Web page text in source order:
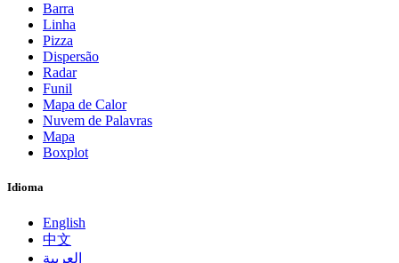
Barra
Linha
Pizza
Dispersão
Radar
Funil
Mapa de Calor
Nuvem de Palavras
Mapa
Boxplot
Idioma
English
中文
العربية